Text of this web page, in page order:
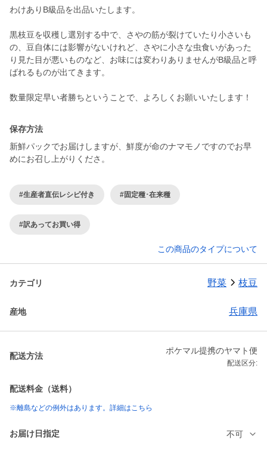
わけありB級品を出品いたします。
黒枝豆を収穫し選別する中で、さやの筋が裂けていたり小さいも
の、豆自体には影響がないけれど、さやに小さな虫食いがあった
り見た目が悪いものなど、お味には変わりありませんがB級品と呼
ばれるものが出てきます。
数量限定早い者勝ちということで、よろしくお願いいたします！
保存方法
新鮮パックでお届けしますが、鮮度が命のナマモノですのでお早
めにお召し上がりくださ。
#生産者直伝レシピ付き #固定種･在来種
#訳あってお買い得
この商品のタイプについて
カテゴリ 野菜 枝豆
産地 兵庫県
配送方法
ポケマル提携のヤマト便
配送区分:
配送料金（送料）
※離島などの例外はあります。詳細はこちら
お届け日指定 不可